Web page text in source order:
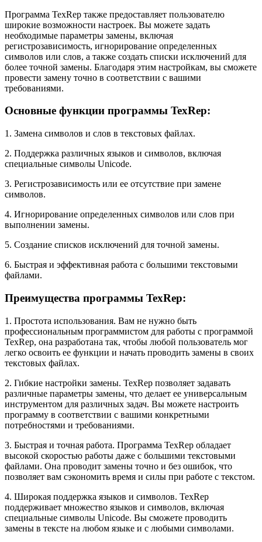
Программа TexRep также предоставляет пользователю
широкие возможности настроек. Вы можете задать
необходимые параметры замены, включая
регистрозависимость, игнорирование определенных
символов или слов, а также создать списки исключений для
более точной замены. Благодаря этим настройкам, вы сможете
провести замену точно в соответствии с вашими
требованиями.
Основные функции программы TexRep:
1. Замена символов и слов в текстовых файлах.
2. Поддержка различных языков и символов, включая
специальные символы Unicode.
3. Регистрозависимость или ее отсутствие при замене
символов.
4. Игнорирование определенных символов или слов при
выполнении замены.
5. Создание списков исключений для точной замены.
6. Быстрая и эффективная работа с большими текстовыми
файлами.
Преимущества программы TexRep:
1. Простота использования. Вам не нужно быть
профессиональным программистом для работы с программой
TexRep, она разработана так, чтобы любой пользователь мог
легко освоить ее функции и начать проводить замены в своих
текстовых файлах.
2. Гибкие настройки замены. TexRep позволяет задавать
различные параметры замены, что делает ее универсальным
инструментом для различных задач. Вы можете настроить
программу в соответствии с вашими конкретными
потребностями и требованиями.
3. Быстрая и точная работа. Программа TexRep обладает
высокой скоростью работы даже с большими текстовыми
файлами. Она проводит замены точно и без ошибок, что
позволяет вам сэкономить время и силы при работе с текстом.
4. Широкая поддержка языков и символов. TexRep
поддерживает множество языков и символов, включая
специальные символы Unicode. Вы сможете проводить
замены в тексте на любом языке и с любыми символами.